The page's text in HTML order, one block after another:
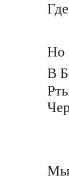
Но
В
Мы